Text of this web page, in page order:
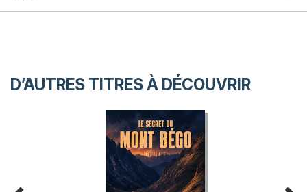
D’AUTRES TITRES À DÉCOUVRIR